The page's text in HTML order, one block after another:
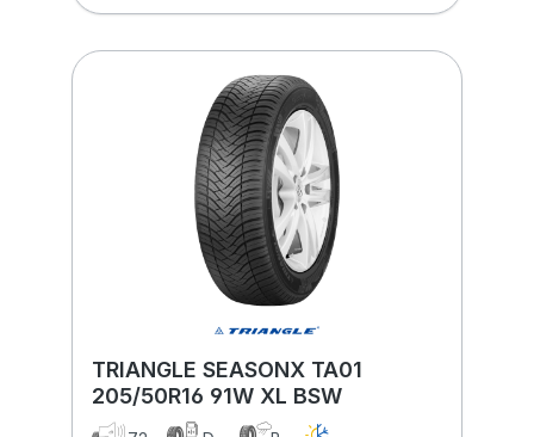
TRIANGLE SEASONX TA01
205/50R16 91W XL BSW